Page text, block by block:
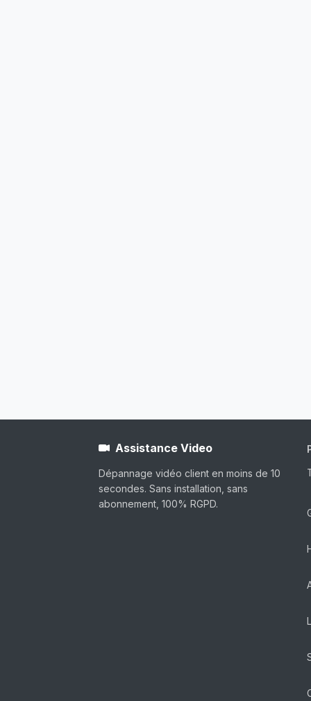
Assistance Video
Dépannage vidéo client en moins de 10
secondes. Sans installation, sans
abonnement, 100% RGPD.